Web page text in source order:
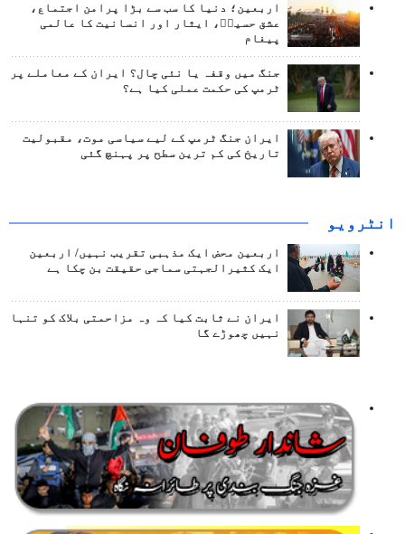
اربعین؛ دنیا کا سب سے بڑا پرامن اجتماع،
عشق حسینؑ، ایثار اور انسانیت کا عالمی
پیغام
جنگ میں وقفہ یا نئی چال؟ ایران کے معاملے پر
ٹرمپ کی حکمت عملی کیا ہے؟
ایران جنگ ٹرمپ کے لیے سیاسی موت، مقبولیت
تاریخ کی کم ترین سطح پر پہنچ گئی
انٹرويو
اربعین محض ایک مذہبی تقریب نہیں/ اربعین
ایک کثیرالجہتی سماجی حقیقت بن چکا ہے
ایران نے ثابت کیا کہ وہ مزاحمتی بلاک کو تنہا
نہیں چھوڑے گا